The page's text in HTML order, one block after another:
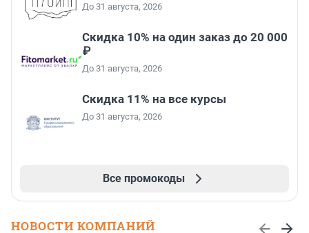
До 31 августа, 2026
Скидка 10% на один заказ до 20 000
₽
До 31 августа, 2026
Скидка 11% на все курсы
До 31 августа, 2026
Все промокоды
НОВОСТИ КОМПАНИЙ